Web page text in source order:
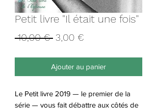
Petit livre "Il était une fois"
10,00 € Prix
3,00 €
Ajouter au panier
Le Petit livre 2019 — le premier de la
série — vous fait débattre aux côtés de